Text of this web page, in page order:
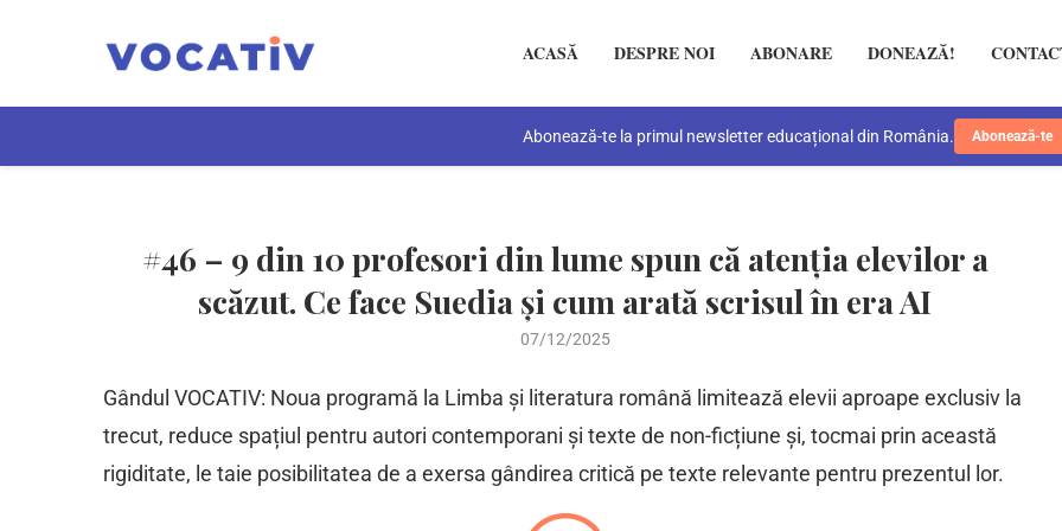
ACASĂ DESPRE NOI ABONARE DONEAZĂ!
Abonează-te la primul newsletter educațional din România. Abonează-te
#46 – 9 din 10 profesori din lume spun că atenția elevilor a
scăzut. Ce face Suedia și cum arată scrisul în era AI
07/12/2025
Gândul VOCATIV: Noua programă la Limba și literatura română limitează elevii aproape exclusiv la
trecut, reduce spațiul pentru autori contemporani și texte de non-ficțiune și, tocmai prin această
rigiditate, le taie posibilitatea de a exersa gândirea critică pe texte relevante pentru prezentul lor.